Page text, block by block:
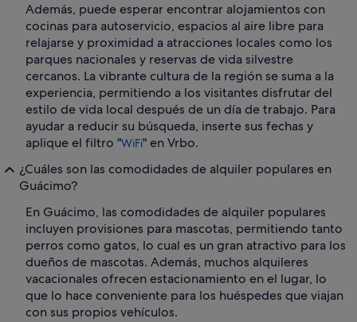
Además, puede esperar encontrar alojamientos con
cocinas para autoservicio, espacios al aire libre para
relajarse y proximidad a atracciones locales como los
parques nacionales y reservas de vida silvestre
cercanos. La vibrante cultura de la región se suma a la
experiencia, permitiendo a los visitantes disfrutar del
estilo de vida local después de un día de trabajo. Para
ayudar a reducir su búsqueda, inserte sus fechas y
aplique el filtro "WiFi" en Vrbo.
¿Cuáles son las comodidades de alquiler populares en
Guácimo?
En Guácimo, las comodidades de alquiler populares
incluyen provisiones para mascotas, permitiendo tanto
perros como gatos, lo cual es un gran atractivo para los
dueños de mascotas. Además, muchos alquileres
vacacionales ofrecen estacionamiento en el lugar, lo
que lo hace conveniente para los huéspedes que viajan
con sus propios vehículos.